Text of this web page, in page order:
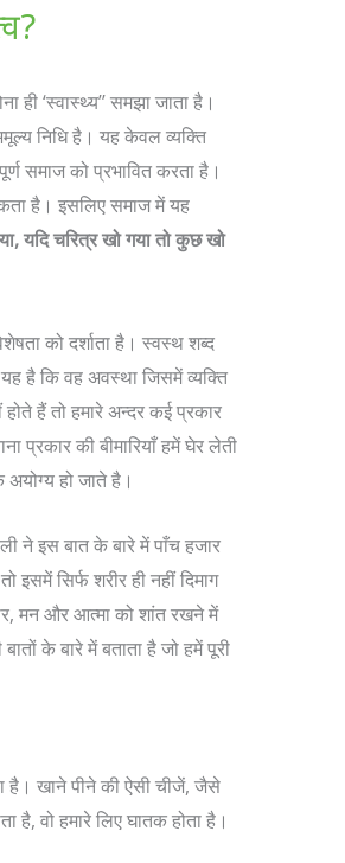
ही ‘स्वास्थ्य’’ समझा जाता है।
निधि है। यह केवल व्यक्ति
समाज को प्रभावित करता है।
है। इसलिए समाज में यह
यदि चरित्र खो गया तो कुछ खो
को दर्शाता है। स्वस्थ शब्द
है कि वह अवस्था जिसमें व्यक्ति
हैं तो हमारे अन्दर कई प्रकार
की बीमारियाँ हमें घेर लेती
हो जाते है।
ने इस बात के बारे में पाँच हजार
सिर्फ शरीर ही नहीं दिमाग
मन और आत्मा को शांत रखने में
के बारे में बताता है जो हमें पूरी
है। खाने पीने की ऐसी चीजें, जैसे
है, वो हमारे लिए घातक होता है।
और उन के पदचिन्हों के बारे
दिल्ली में
बदलकर